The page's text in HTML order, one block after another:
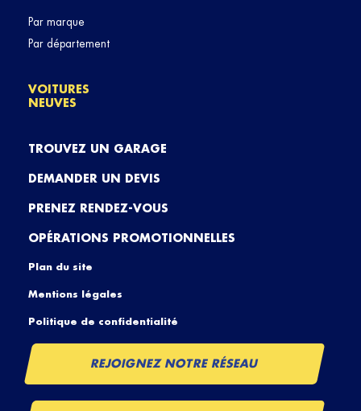
Par marque
Par département
VOITURES
NEUVES
TROUVEZ UN GARAGE
DEMANDER UN DEVIS
PRENEZ RENDEZ-VOUS
OPÉRATIONS PROMOTIONNELLES
Plan du site
Mentions légales
Politique de confidentialité
REJOIGNEZ NOTRE RÉSEAU